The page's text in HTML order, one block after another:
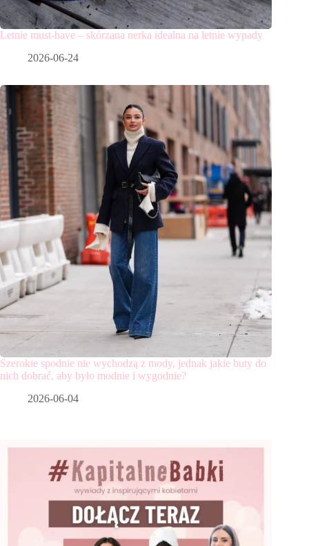
Letnie must-have – skórzana nerka idealna na letnie wypady
2026-06-24
Szerokie spodnie nie wychodzą z mody, jednak jakie buty do
nich dobrać, aby było modnie i wygodnie?
2026-06-04